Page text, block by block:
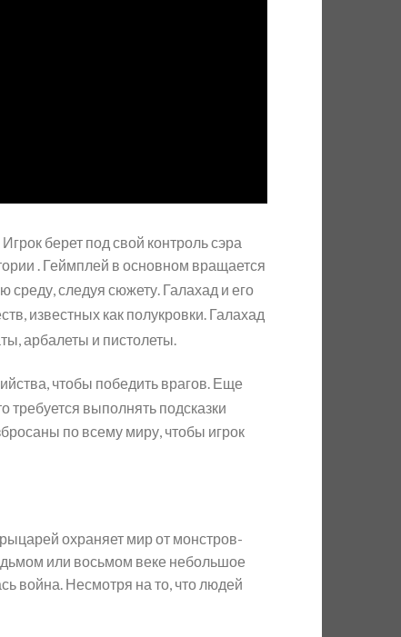
берет под свой контроль сэра
. Геймплей в основном вращается
среду, следуя сюжету. Галахад и его
известных как полукровки. Галахад
арбалеты и пистолеты.
чтобы победить врагов. Еще
требуется выполнять подсказки
по всему миру, чтобы игрок
охраняет мир от монстров-
или восьмом веке небольшое
война. Несмотря на то, что людей